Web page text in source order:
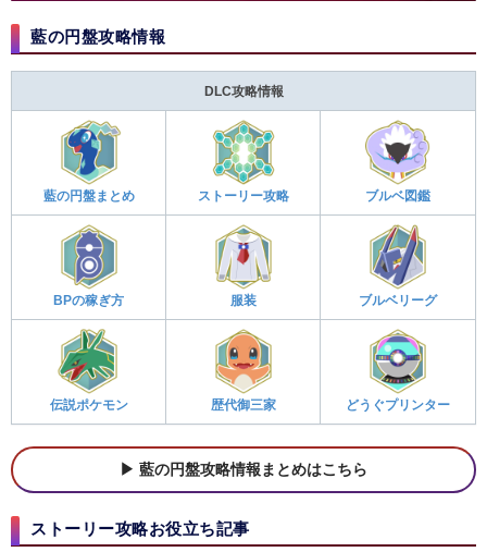
藍の円盤攻略情報
DLC攻略情報
藍の円盤まとめ ストーリー攻略 ブルベ図鑑
BPの稼ぎ方 服装 ブルベリーグ
伝説ポケモン 歴代御三家 どうぐプリンター
藍の円盤攻略情報まとめはこちら
ストーリー攻略お役立ち記事